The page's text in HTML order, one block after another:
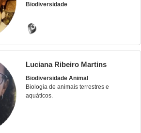
Biodiversidade
Luciana Ribeiro Martins
Biodiversidade Animal
Biologia de animais terrestres e
aquáticos.